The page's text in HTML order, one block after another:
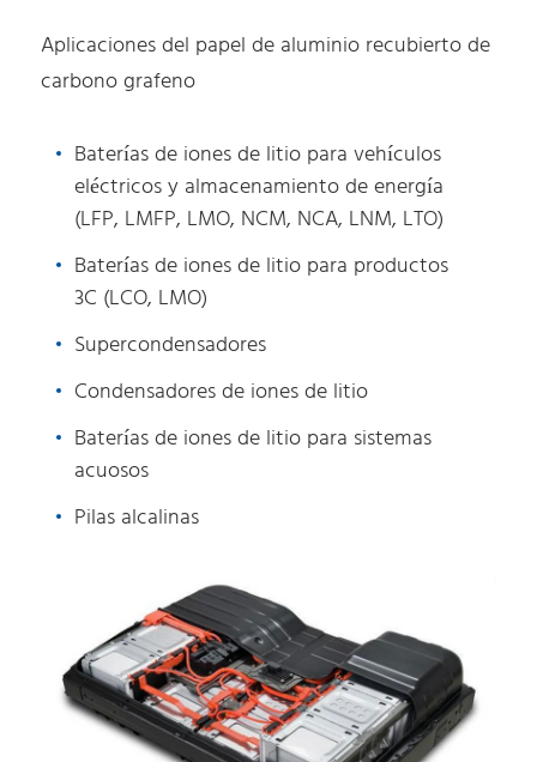
Aplicaciones del papel de aluminio recubierto de
carbono grafeno
Baterías de iones de litio para vehículos
eléctricos y almacenamiento de energía
(LFP, LMFP, LMO, NCM, NCA, LNM, LTO)
Baterías de iones de litio para productos
3C (LCO, LMO)
Supercondensadores
Condensadores de iones de litio
Baterías de iones de litio para sistemas
acuosos
Pilas alcalinas